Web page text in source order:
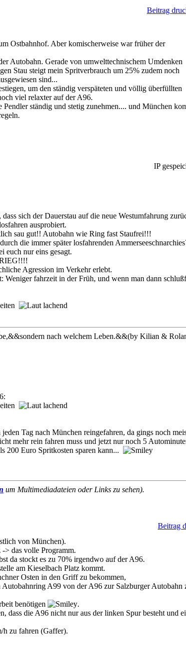
Beitrag
Ostbahnhof. Aber komischerweise war früher der
Autobahn. Gerade von umwelttechnischem Umdenken
Stau steigt mein Spritverbrauch um 25% zudem noch
sind...
um den ständig verspäteten und völlig überfüllten
viel relaxter auf der A96.
ständig und stetig zunehmen.... und München
IP
sich der Dauerstau auf die neue Westumfahrung
ausprobiert.
sau gut!! Autobahn wie Ring fast Staufrei!!!
die immer später losfahrenden
euch nur eins gesagt.
Agression im Verkehr erlebt.
Weniger fahrzeit in der Früh, und wenn man dann
nach welchem Leben.&&(by Kilian &
Tag nach München reingefahren, da gings noch
mehr rein fahren muss und jetzt nur noch 5
200 Euro Spritkosten sparen kann...
um Multimediadateien oder Links zu sehen).
Beitrag
von München).
> das volle Programm.
da stockt es zu 70% irgendwo auf der A96.
am Kieselbach Platz kommt.
Osten in den Griff zu bekommen,
A99 von der A96 zur Salzburger Autobahn
benötigen
.
dass die A96 nicht nur aus der linken Spur besteht und
h zu fahren (Gaffer).